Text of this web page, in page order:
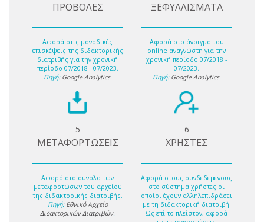
ΠΡΟΒΟΛΕΣ
Αφορά στις μοναδικές
επισκέψεις της διδακτορικής
διατριβής για την χρονική
περίοδο 07/2018 - 07/2023.
Πηγή: Google Analytics.
ΞΕΦΥΛΛΙΣΜΑΤΑ
Αφορά στο άνοιγμα του
online αναγνώστη για την
χρονική περίοδο 07/2018 -
07/2023.
Πηγή: Google Analytics.
5
ΜΕΤΑΦΟΡΤΩΣΕΙΣ
Αφορά στο σύνολο των
μεταφορτώσων του αρχείου
της διδακτορικής διατριβής.
Πηγή: Εθνικό Αρχείο
Διδακτορικών Διατριβών.
6
ΧΡΗΣΤΕΣ
Αφορά στους συνδεδεμένους
στο σύστημα χρήστες οι
οποίοι έχουν αλληλεπιδράσει
με τη διδακτορική διατριβή.
Ως επί το πλείστον, αφορά